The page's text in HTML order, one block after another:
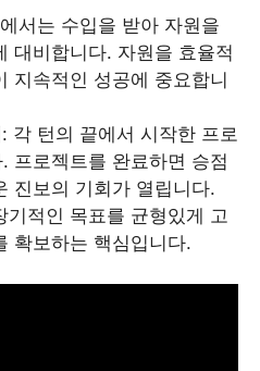
서는 수입을 받아 자원을
대비합니다. 자원을 효율적
지속적인 성공에 중요합니
: 각 턴의 끝에서 시작한 프로
프로젝트를 완료하면 승점
진보의 기회가 열립니다.
기적인 목표를 균형있게 고
확보하는 핵심입니다.